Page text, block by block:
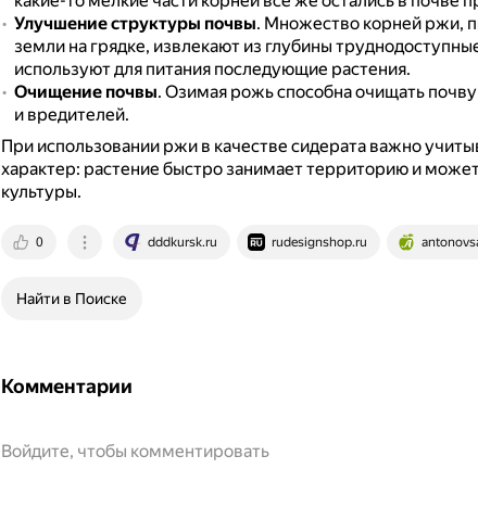
Улучшение структуры почвы. Множество корней ржи,
земли на грядке, извлекают из глубины
используют для питания последующие растения.
Очищение почвы. Озимая рожь способна очищать
и вредителей.
При использовании ржи в качестве сидерата важно
характер: растение быстро занимает территорию и
культуры.
0 dddkursk.ru rudesignshop.ru
Найти в Поиске
Комментарии
Войдите, чтобы комментировать